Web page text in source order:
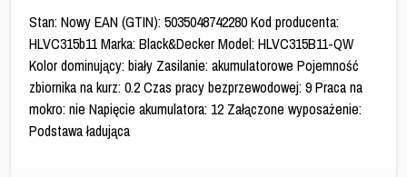
Stan: Nowy EAN (GTIN): 5035048742280 Kod producenta:
HLVC315b11 Marka: Black&Decker Model: HLVC315B11-QW
Kolor dominujący: biały Zasilanie: akumulatorowe Pojemność
zbiornika na kurz: 0.2 Czas pracy bezprzewodowej: 9 Praca na
mokro: nie Napięcie akumulatora: 12 Załączone wyposażenie:
Podstawa ładująca